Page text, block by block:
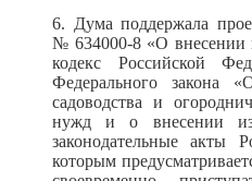
6. Дума поддержала
№ 634000-8 «О внесении
кодекс Российской
Федерального закона
садоводства и
нужд и о внесении
законодательные акты
которым